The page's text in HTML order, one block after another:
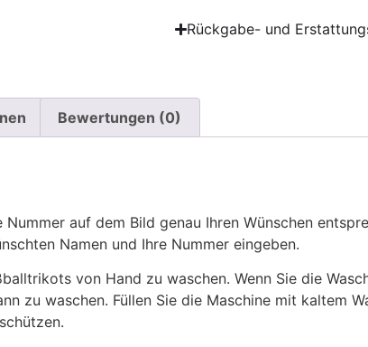
Rückgabe- und
Bewertungen (0)
auf dem Bild genau Ihren Wünschen
Namen und Ihre Nummer eingeben.
von Hand zu waschen. Wenn Sie die
zu waschen. Füllen Sie die Maschine mit kaltem